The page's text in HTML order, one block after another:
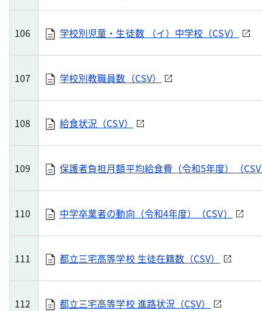
106 学校別児童・生徒数 （イ）中学校（CSV）
107 学校別教職員数（CSV）
108 給食状況（CSV）
109 保護者負担月額平均給食費（令和5年度）（
110 中学卒業者の動向（令和4年度）（CSV）
111 都立三宅高等学校 生徒在籍数（CSV）
112 都立三宅高等学校 進路状況（CSV）